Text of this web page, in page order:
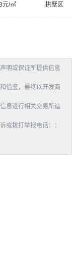
元/㎡ 拱墅区
明或保证所提供信息
借鉴，最终以开发商
息进行相关交易所造
或拨打举报电话：：